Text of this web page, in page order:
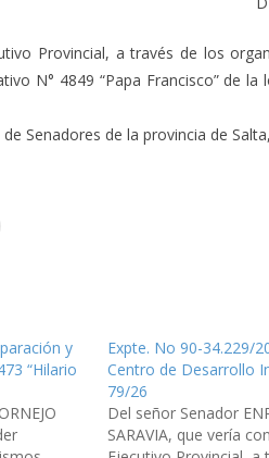
Provincial, a través de los
N° 4849 “Papa Francisco” de
Senadores de la provincia de
y
“Hilario
Expte. No 90-34.229/
Centro de Desarrollo
79/26
Del señor Senador
SARAVIA, que vería